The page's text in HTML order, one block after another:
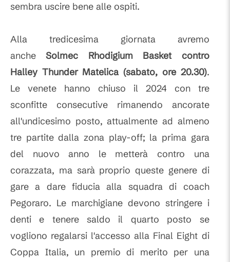
sembra uscire bene alle ospiti.
Alla tredicesima giornata avremo
ancheSolmec Rhodigium Basket contro
Halley Thunder Matelica (sabato, ore 20.30).
Le venete hanno chiuso il 2024 con tre
sconfitte consecutive rimanendo ancorate
all'undicesimo posto, attualmente ad almeno
tre partite dalla zona play-off; la prima gara
del nuovo anno le metterà contro una
corazzata, ma sarà proprio queste genere di
gare a dare fiducia alla squadra di coach
Pegoraro. Le marchigiane devono stringere i
denti e tenere saldo il quarto posto se
vogliono regalarsi l'accesso alla Final Eight di
Coppa Italia, un premio di merito per una